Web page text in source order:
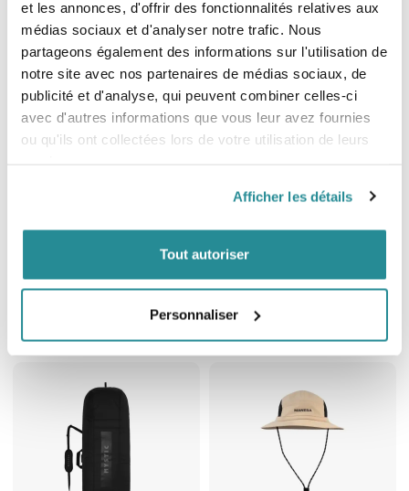
et les annonces, d'offrir des fonctionnalités relatives aux
médias sociaux et d'analyser notre trafic. Nous
partageons également des informations sur l'utilisation de
notre site avec nos partenaires de médias sociaux, de
publicité et d'analyse, qui peuvent combiner celles-ci
avec d'autres informations que vous leur avez fournies
ou qu'ils ont collectées lors de votre utilisation de leurs
Afficher les détails
Tout autoriser
Personnaliser
Soft Racks Double
Prix
65,95 €